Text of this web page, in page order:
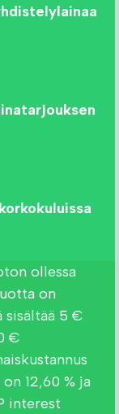
ollessa
on
sisältää 5 €
€
12,60 % ja
interest